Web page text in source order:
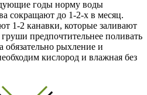
годы норму воды
сокращают до 1-2-х в месяц.
1-2 канавки, которые заливают
предпочтительнее поливать
рыхление и
кислород и влажная без